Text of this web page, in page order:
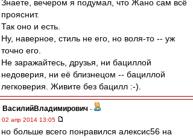
Знаете, вечером я подумал, что Жано сам всё
прояснит.
Так оно и есть.
Ну, наверное, стиль не его, но воля-то -- уж
точно его.
Не заражайтесь, друзья, ни бациллой
недоверия, ни её близнецом -- бациллой
легковерия. Живите без бацилл :-).
ВасилийВладимирович -
02 апр 2014 13:05
но больше всего понравился алексис56 на